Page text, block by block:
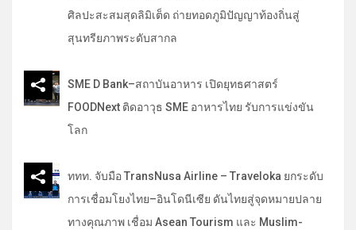
ศิลปะสะสมสุดลิมิเต็ด ถ่ายทอดภูมิปัญญาท้องถิ่นสู่
สุนทรียภาพระดับสากล
SME D Bank–สถาบันอาหาร เปิดยุทธศาสตร์
FOODNext ติดอาวุธ SME อาหารไทย รับการแข่งขัน
โลก
ททท. จับมือ TransNusa Airline – Traveloka ยกระดับ
การเชื่อมโยงไทย–อินโดนีเซีย ดันไทยสู่จุดหมายปลาย
ทางคุณภาพ เชื่อม Asean Tourism และ Muslim-